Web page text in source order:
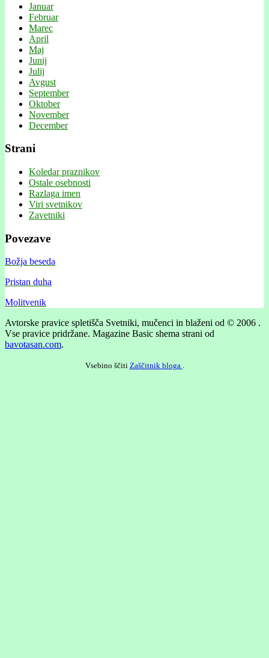
Januar
Februar
Marec
April
Maj
Junij
Julij
Avgust
September
Oktober
November
December
Strani
Koledar praznikov
Ostale osebnosti
Razlaga imen
Viri svetnikov
Zavetniki
Povezave
Božja beseda
Pristan duha
Molitvenik
Avtorske pravice spletišča Svetniki, mučenci in blaženi od © 2006 .
Vse pravice pridržane. Magazine Basic shema strani od
bavotasan.com.
Vsebino ščiti Zaščitnik bloga .